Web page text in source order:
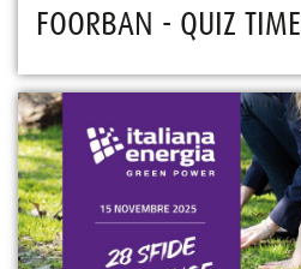
FOORBAN - QUIZ TIME